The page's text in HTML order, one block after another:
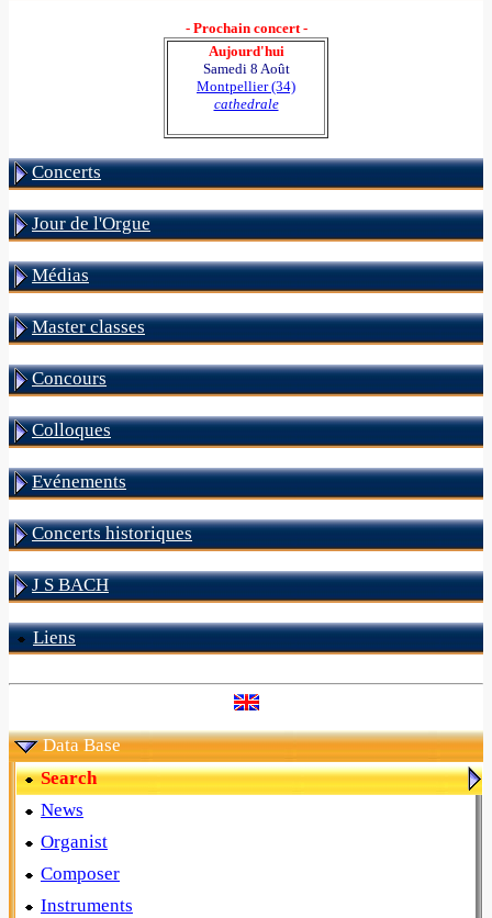
- Prochain concert -
Aujourd'hui
Samedi 8 Août
Montpellier (34)
cathedrale
Concerts
Jour de l'Orgue
Médias
Master classes
Concours
Colloques
Evénements
Concerts historiques
J S BACH
Liens
Data Base
Search
News
Organist
Composer
Instruments